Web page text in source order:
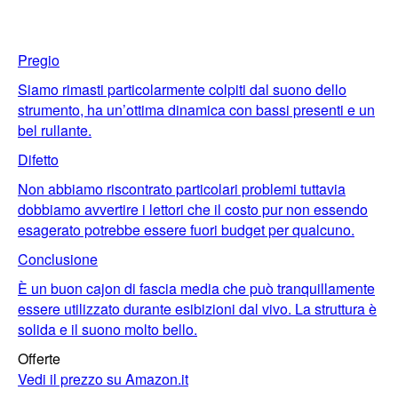
Pregio
Siamo rimasti particolarmente colpiti dal suono dello
strumento, ha un’ottima dinamica con bassi presenti e un
bel rullante.
Difetto
Non abbiamo riscontrato particolari problemi tuttavia
dobbiamo avvertire i lettori che il costo pur non essendo
esagerato potrebbe essere fuori budget per qualcuno.
Conclusione
È un buon cajon di fascia media che può tranquillamente
essere utilizzato durante esibizioni dal vivo. La struttura è
solida e il suono molto bello.
Offerte
Vedi il prezzo su Amazon.it